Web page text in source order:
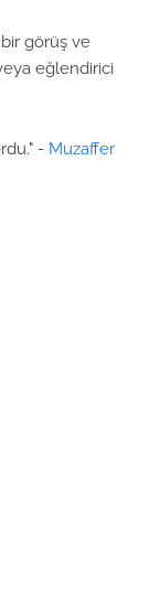
görüş ve
eğlendirici
- Muzaffer